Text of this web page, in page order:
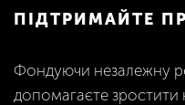
ПІДТРИМАЙТЕ
Фондуючи незалежну
допомагаєте зростити